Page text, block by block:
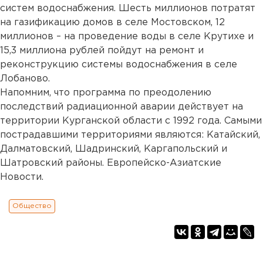
систем водоснабжения. Шесть миллионов потратят
на газификацию домов в селе Мостовском, 12
миллионов – на проведение воды в селе Крутихе и
15,3 миллиона рублей пойдут на ремонт и
реконструкцию системы водоснабжения в селе
Лобаново.
Напомним, что программа по преодолению
последствий радиационной аварии действует на
территории Курганской области с 1992 года. Самыми
пострадавшими территориями являются: Катайский,
Далматовский, Шадринский, Каргапольский и
Шатровский районы. Европейско-Азиатские
Новости.
Общество